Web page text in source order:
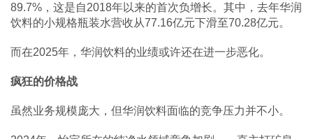
89.7%，这是自2018年以来的首次负增长。其中，去年华润
饮料的小规格瓶装水营收从77.16亿元下滑至70.28亿元。
而在2025年，华润饮料的业绩或许还在进一步恶化。
疯狂的价格战
虽然业务规模庞大，但华润饮料面临的竞争压力并不小。